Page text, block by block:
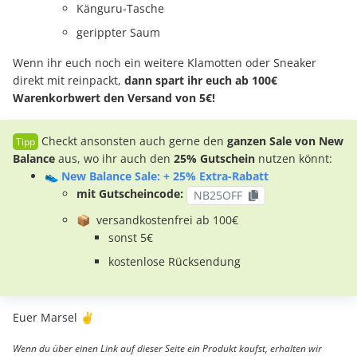
Känguru-Tasche
gerippter Saum
Wenn ihr euch noch ein weitere Klamotten oder Sneaker
direkt mit reinpackt, dann spart ihr euch ab 100€
Warenkorbwert den Versand von 5€!
Checkt ansonsten auch gerne den ganzen Sale von New
Balance aus, wo ihr auch den 25% Gutschein nutzen könnt:
👟 New Balance Sale: + 25% Extra-Rabatt
mit Gutscheincode:
NB25OFF
📦 versandkostenfrei ab 100€
sonst 5€
kostenlose Rücksendung
Euer Marsel ✌️
Wenn du über einen Link auf dieser Seite ein Produkt kaufst, erhalten wir